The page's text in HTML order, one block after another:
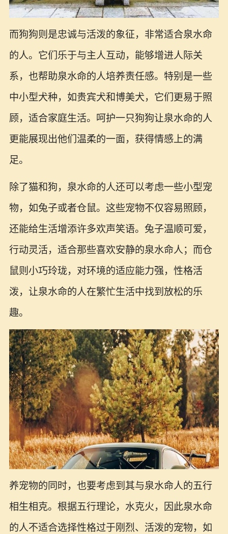
而狗狗则是忠诚与活泼的象征，非常适合泉水命
的人。它们乐于与主人互动，能够增进人际关
系，也帮助泉水命的人培养责任感。特别是一些
中小型犬种，如贵宾犬和博美犬，它们更易于照
顾，适合家庭生活。呵护一只狗狗让泉水命的人
更能展现出他们温柔的一面，获得情感上的满
足。
除了猫和狗，泉水命的人还可以考虑一些小型宠
物，如兔子或者仓鼠。这些宠物不仅容易照顾，
还能给生活增添许多欢声笑语。兔子温顺可爱，
行动灵活，适合那些喜欢安静的泉水命人；而仓
鼠则小巧玲珑，对环境的适应能力强，性格活
泼，让泉水命的人在繁忙生活中找到放松的乐
趣。
养宠物的同时，也要考虑到其与泉水命人的五行
相生相克。根据五行理论，水克火，因此泉水命
的人不适合选择性格过于刚烈、活泼的宠物，如